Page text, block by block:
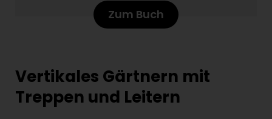
Zum Buch
Vertikales Gärtnern mit
Treppen und Leitern